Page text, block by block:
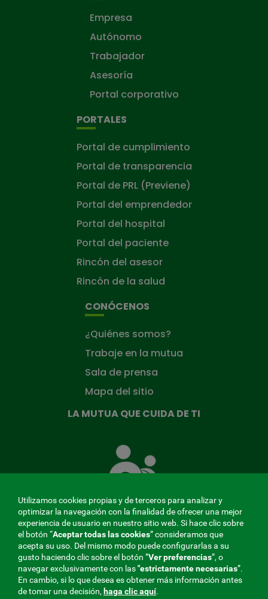
Empresa
Autónomo
Trabajador
Asesoría
Portal corporativo
PORTALES
Portal de cumplimiento
Portal de transparencia
Portal de PRL (Previene)
Portal del emprendedor
Portal del hospital
Portal del paciente
Rincón del asesor
Rincón de la salud
CONÓCENOS
¿Quiénes somos?
Trabaje en la mutua
Sala de prensa
Mapa del sitio
LA MUTUA QUE CUIDA DE TI
Mutua
que
ti
MENÚ
REDES
Utilizamos cookies propias y de terceros para analizar y
optimizar la navegación con la finalidad de ofrecer una mejor
experiencia de usuario en nuestro sitio web. Si hace clic sobre
el botón “Aceptar todas las cookies” consideramos que
acepta su uso. Del mismo modo puede configurarlas a su
gusto haciendo clic sobre el botón ”Ver preferencias”, o
navegar exclusivamente con las"estrictamentenecesarias”.
En cambio, si lo que desea es obtener más información antes
de tomar una decisión, haga clic aquí.